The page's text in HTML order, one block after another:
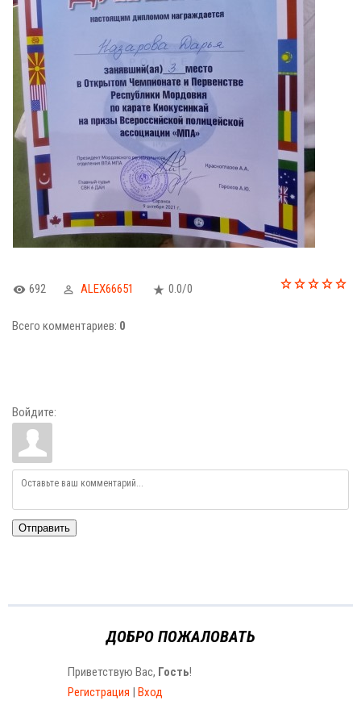
692 ALEX66651 0.0/0
Всего комментариев: 0
Войдите:
Отправить
ДОБРО ПОЖАЛОВАТЬ
Приветствую Вас, Гость!
Регистрация | Вход